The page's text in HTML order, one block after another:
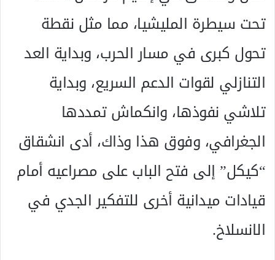
تحت سيطرة المليشيا، مما مثل نقطة
تحول كبرى في مسار الحرب، وبداية العد
التنازلي لقوات الدعم السريع، وبداية
تلاشي نفوذها، وانكماش تمددها
الجغرافي، وفوق هذا وذاك، أدى انشقاق
“كيكل” إلى فتح الباب على مصراعيه أمام
قيادات ميدانية أخرى للتفكير الجدي في
الانسلاخ.